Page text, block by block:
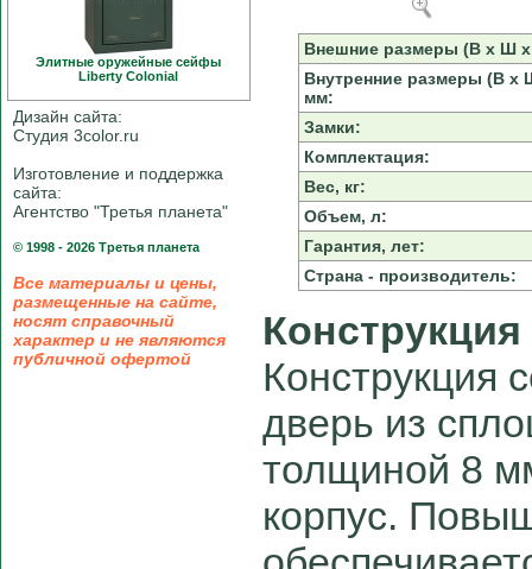
Элитные оружейные сейфы
Liberty Colonial
Дизайн сайта:
Студия 3color.ru
Изготовление и поддержка
сайта:
Агентство "Третья планета"
© 1998 - 2026 Третья планета
Все материалы и цены,
размещенные на сайте,
носят справочный
характер и не являются
публичной офертой
Внешние размеры (В х Ш
Внутренние размеры (В х
мм:
Замки:
Комплектация:
Вес, кг:
Объем, л:
Гарантия, лет:
Страна - производитель:
Конструкция
Конструкция
дверь из
толщиной 8
корпус.